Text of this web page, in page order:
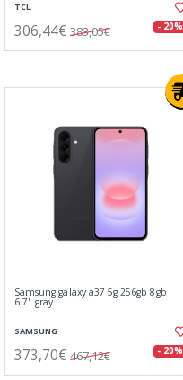
TCL
306,44€ 383,05€ - 20%
Samsung galaxy a37 5g 256gb 8gb
6.7" gray
SAMSUNG
373,70€ 467,12€ - 20%